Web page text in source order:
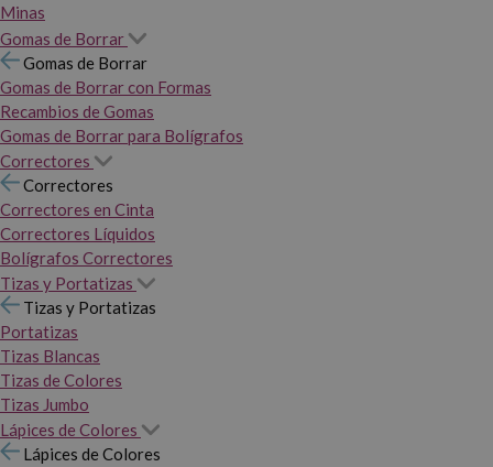
Minas
Gomas de Borrar
Gomas de Borrar
Gomas de Borrar con Formas
Recambios de Gomas
Gomas de Borrar para Bolígrafos
Correctores
Correctores
Correctores en Cinta
Correctores Líquidos
Bolígrafos Correctores
Tizas y Portatizas
Tizas y Portatizas
Portatizas
Tizas Blancas
Tizas de Colores
Tizas Jumbo
Lápices de Colores
Lápices de Colores